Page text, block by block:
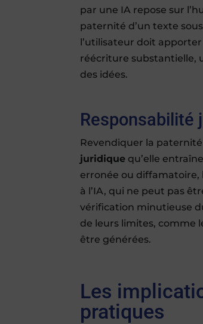
par une IA repose sur
paternité d’un texte
l’utilisateur doit
réécriture substantielle,
des idées.
Responsabilité
Revendiquer la
juridique qu’elle
erronée ou diffamatoire,
à l’IA, qui ne peut pas
vérification minutieuse
de leurs limites, comme
être générées.
Les
pratiques